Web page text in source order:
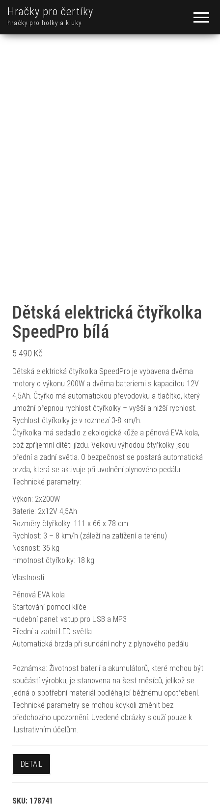
Hračky pro čertíky
hračky pro holky a kluky
Dětská elektrická čtyřkolka
SpeedPro bílá
5 490 Kč
Dětská elektrická čtyřkolka SpeedPro je vybavena dvěma
motory o výkonu 200W a dvěma bateriemi s kapacitou 12V
4,5Ah. Čtyřko má automatickou převodovku a tlačítko, který
umožní přepnou rychlost čtyřkolky – vyšší a nižší rychlost.
Rychlost čtyřkolky je v rozmezí 3-8 km/h.
Čtyřkolka má sedadlo z ekologické kůže a pěnová EVA kola,
což zpříjemní dítěti jízdu. Velkovu výhodou čtyřkolky jsou
přední a zadní světla. O bezpečnost se postará automatická
brzda, která se aktivuje při uvolnění plynového pedálu.
Technické parametry:
Výkon: 2x200W
Baterie: 2x12V 4,5Ah
Rozměry čtyřkolky: 111 x 66 x 78 cm
Rychlost: 3 – 8 km/h (záleží na zatížení a terénu)
Nosnost: 35 kg
Hmotnost čtyřkolky: 18 kg
Vlastnosti:
Pěnová EVA kola
Startování pomocí klíče
Hudební panel: vstup pro USB a MP3
Přední a zadní LED světla
Automatická brzda při sundání nohy z plynového pedálu
Poznámka: Životnost baterií a akumulátorů, které mohou být
součástí výrobku, je stanovena na šest měsíců, jelikož se
jedná o spotřební materiál podléhající běžnému opotřebení.
Technické parametry se mohou kdykoli změnit bez
předchozího upozornění. Uvedené obrázky slouží pouze k
ilustrativním účelům.
DETAIL
SKU: 178741